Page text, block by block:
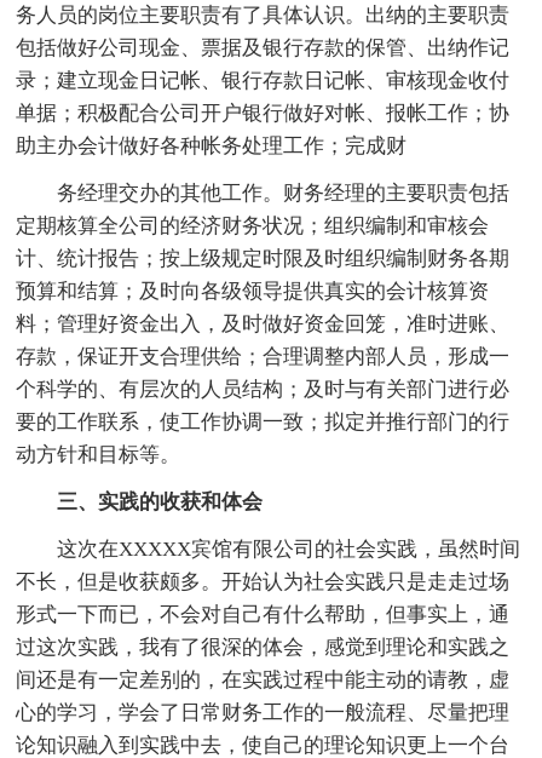
务人员的岗位主要职责有了具体认识。出纳的主要职责
包括做好公司现金、票据及银行存款的保管、出纳作记
录；建立现金日记帐、银行存款日记帐、审核现金收付
单据；积极配合公司开户银行做好对帐、报帐工作；协
助主办会计做好各种帐务处理工作；完成财
务经理交办的其他工作。财务经理的主要职责包括
定期核算全公司的经济财务状况；组织编制和审核会
计、统计报告；按上级规定时限及时组织编制财务各期
预算和结算；及时向各级领导提供真实的会计核算资
料；管理好资金出入，及时做好资金回笼，准时进账、
存款，保证开支合理供给；合理调整内部人员，形成一
个科学的、有层次的人员结构；及时与有关部门进行必
要的工作联系，使工作协调一致；拟定并推行部门的行
动方针和目标等。
三、实践的收获和体会
这次在XXXXX宾馆有限公司的社会实践，虽然时间
不长，但是收获颇多。开始认为社会实践只是走走过场
形式一下而已，不会对自己有什么帮助，但事实上，通
过这次实践，我有了很深的体会，感觉到理论和实践之
间还是有一定差别的，在实践过程中能主动的请教，虚
心的学习，学会了日常财务工作的一般流程、尽量把理
论知识融入到实践中去，使自己的理论知识更上一个台